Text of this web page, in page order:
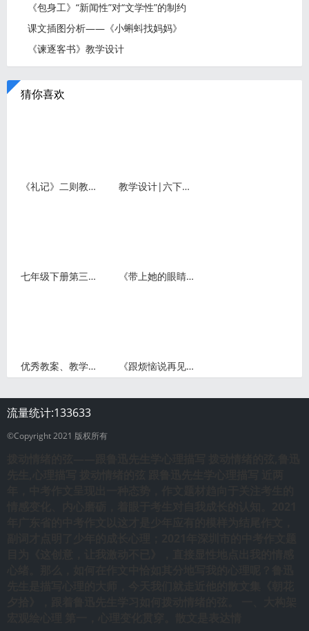
《包身工》“新闻性”对“文学性”的制约
课文插图分析——《小蝌蚪找妈妈》
《谏逐客书》教学设计
猜你喜欢
《礼记》二则教案 教学设计|六下《为人民服务》
七年级下册第三单元：单元整体教学设计 《带上她的眼睛》教案教学设计
优秀教案、教学设计（试讲稿）案例展示:《祖先的摇篮》 《跟烦恼说再见》教学设计pdf课件
流量统计:133633
©Copyright 2021 版权所有